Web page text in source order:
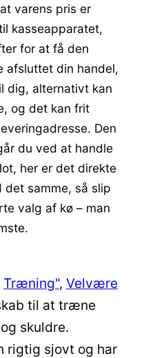
varens pris er
kasseapparatet,
for at få den
afsluttet din handel,
dig, alternativt kan
og det kan frit
Den
du ved at handle
her er det direkte
samme, så slip
valg af kø – man
Træning", Velvære
til at træne
skuldre.
rigtig sjovt og har